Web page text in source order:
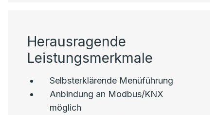
Herausragende
Leistungsmerkmale
Selbsterklärende Menüführung
Anbindung an Modbus/KNX
möglich